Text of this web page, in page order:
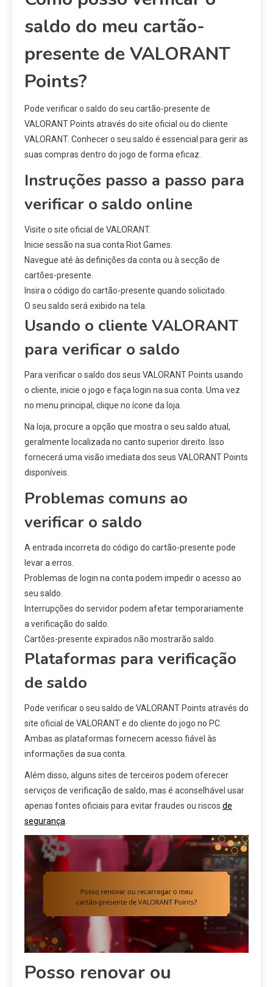
saldo do meu cartão-
presente de VALORANT
Points?
Pode verificar o saldo do seu cartão-presente de
VALORANT Points através do site oficial ou do cliente
VALORANT. Conhecer o seu saldo é essencial para gerir as
suas compras dentro do jogo de forma eficaz.
Instruções passo a passo para
verificar o saldo online
Visite o site oficial de VALORANT.
Inicie sessão na sua conta Riot Games.
Navegue até às definições da conta ou à secção de
cartões-presente.
Insira o código do cartão-presente quando solicitado.
O seu saldo será exibido na tela.
Usando o cliente VALORANT
para verificar o saldo
Para verificar o saldo dos seus VALORANT Points usando
o cliente, inicie o jogo e faça login na sua conta. Uma vez
no menu principal, clique no ícone da loja.
Na loja, procure a opção que mostra o seu saldo atual,
geralmente localizada no canto superior direito. Isso
fornecerá uma visão imediata dos seus VALORANT Points
disponíveis.
Problemas comuns ao
verificar o saldo
A entrada incorreta do código do cartão-presente pode
levar a erros.
Problemas de login na conta podem impedir o acesso ao
seu saldo.
Interrupções do servidor podem afetar temporariamente
a verificação do saldo.
Cartões-presente expirados não mostrarão saldo.
Plataformas para verificação
de saldo
Pode verificar o seu saldo de VALORANT Points através do
site oficial de VALORANT e do cliente do jogo no PC.
Ambas as plataformas fornecem acesso fiável às
informações da sua conta.
Além disso, alguns sites de terceiros podem oferecer
serviços de verificação de saldo, mas é aconselhável usar
apenas fontes oficiais para evitar fraudes ou riscos de
segurança
Posso renovar ou